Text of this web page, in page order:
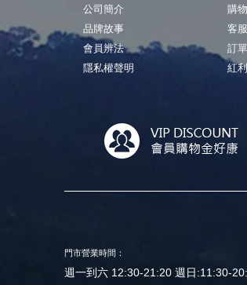
公司簡介
品牌故事
會員辨法
隱私權聲明
購
客
訂
紅
門市營業時間：
週一到六 12:30-21:20 週日:11:30-